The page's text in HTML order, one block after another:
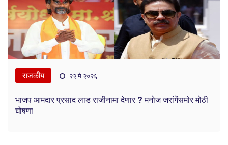
राजकीय २२ मे २०२६
भाजप आमदार प्रसाद लाड राजीनामा देणार ? मनोज जरांगेंसमोर मोठी
घोषणा